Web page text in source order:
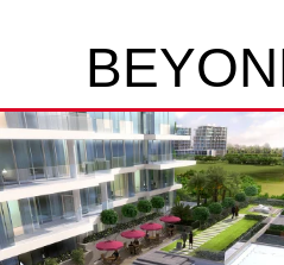
BEYON